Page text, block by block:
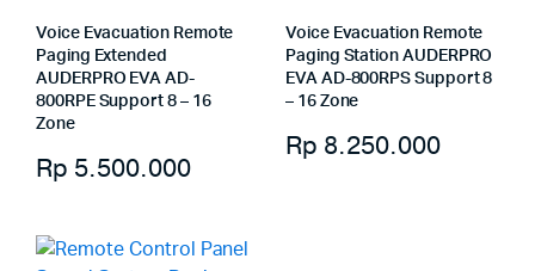
Voice Evacuation Remote
Paging Extended
AUDERPRO EVA AD-
800RPE Support 8 – 16
Zone
Rp 5.500.000
Voice Evacuation Remote
Paging Station AUDERPRO
EVA AD-800RPS Support 8
– 16 Zone
Rp 8.250.000